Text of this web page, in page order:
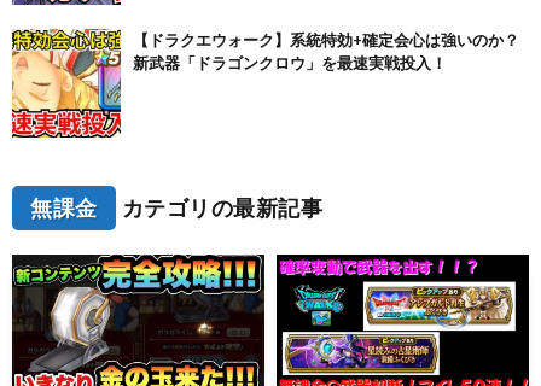
【ドラクエウォーク】系統特効+確定会心は強いのか？
新武器「ドラゴンクロウ」を最速実戦投入！
無課金 カテゴリの最新記事